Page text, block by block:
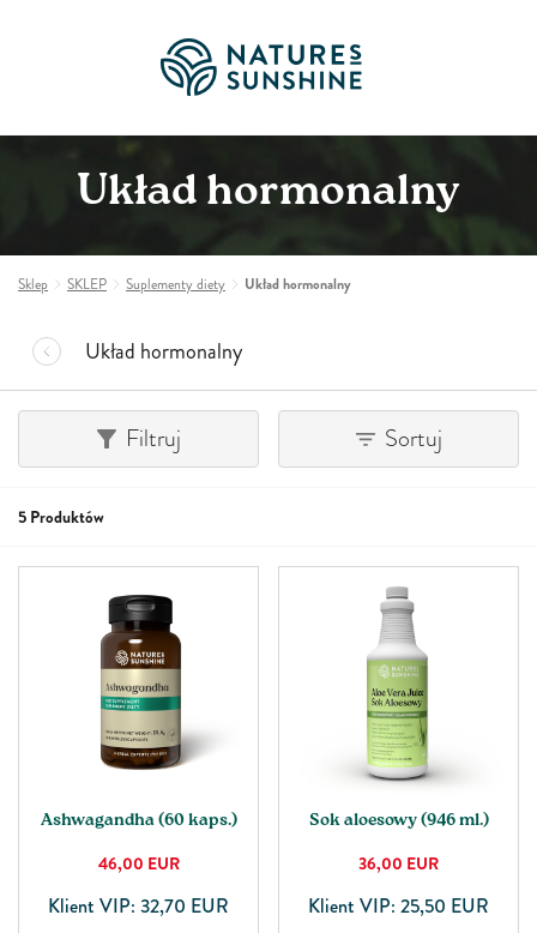
Układ hormonalny
Sklep SKLEP Suplementy diety Układ hormonalny
Układ hormonalny
Filtruj Sortuj
5 Produktów
Ashwagandha (60 kaps.)
46,00 EUR
Klient VIP: 32,70 EUR
Sok aloesowy (946 ml.)
36,00 EUR
Klient VIP: 25,50 EUR